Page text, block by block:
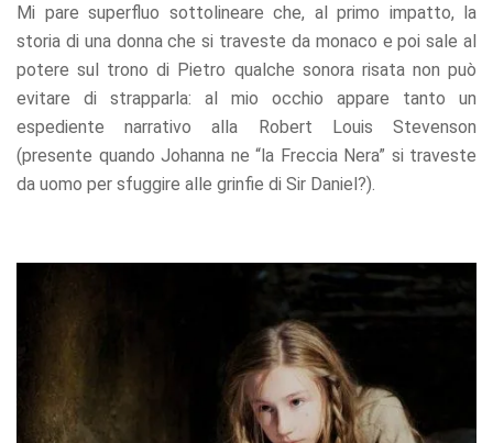
Mi pare superfluo sottolineare che, al primo impatto, la
storia di una donna che si traveste da monaco e poi sale al
potere sul trono di Pietro qualche sonora risata non può
evitare di strapparla: al mio occhio appare tanto un
espediente narrativo alla Robert Louis Stevenson
(presente quando Johanna ne “la Freccia Nera” si traveste
da uomo per sfuggire alle grinfie di Sir Daniel?).
cookies,
some
functionality
disappear
from the
website.
your
site, you
increase the
chance of
seeing